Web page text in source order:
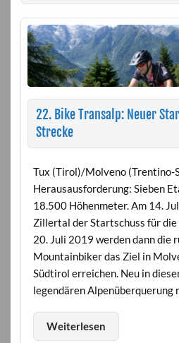
22. Bike Transalp: Neuer
Strecke
Tux (Tirol)/Molveno (Trentino-
Herausausforderung: Sieben
18.500 Höhenmeter. Am 14.
Zillertal der Startschuss für die
20. Juli 2019 werden dann die
Mountainbiker das Ziel in
Südtirol erreichen. Neu in
legendären
Weiterlesen